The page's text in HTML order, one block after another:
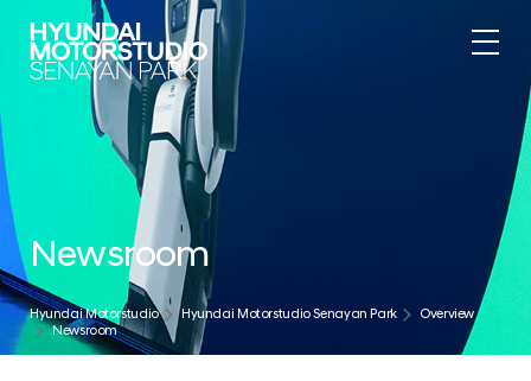
Newsroom
Hyundai Motorstudio Hyundai Motorstudio Senayan Park
Overview
Newsroom